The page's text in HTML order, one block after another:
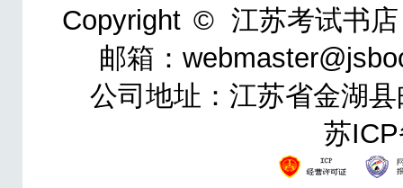
Copyright © 江苏考试书店
邮箱：
公司地址：江苏省金湖
苏